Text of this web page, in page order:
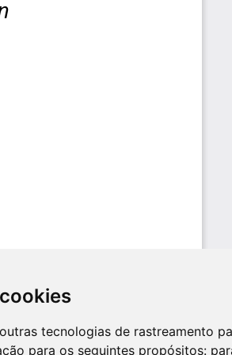
tecnologias de rastreamento
para os seguintes propósitos: